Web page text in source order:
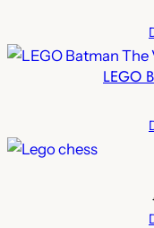
LEGO